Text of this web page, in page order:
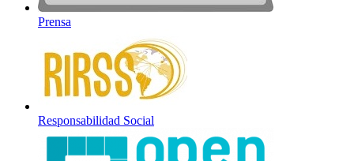
Prensa
Responsabilidad Social